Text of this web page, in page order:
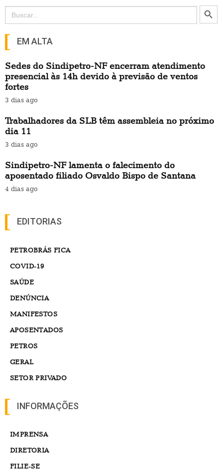
Search
for:
Search Button
EM ALTA
Sedes do Sindipetro-NF encerram atendimento
presencial às 14h devido à previsão de ventos
fortes
3 dias ago
Trabalhadores da SLB têm assembleia no próximo
dia 11
3 dias ago
Sindipetro-NF lamenta o falecimento do
aposentado filiado Osvaldo Bispo de Santana
4 dias ago
EDITORIAS
PETROBRÁS FICA
COVID-19
SAÚDE
DENÚNCIA
MANIFESTOS
APOSENTADOS
PETROS
GERAL
SETOR PRIVADO
INFORMAÇÕES
IMPRENSA
DIRETORIA
FILIE-SE